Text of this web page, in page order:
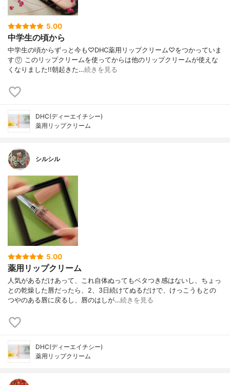
5.00
中学生の頃から
中学生の頃からずっと今も♡DHC薬用リップクリーム♡をつかっていま
す ⍢⃝ このリップクリームを使ってからは他のリップクリームが使えな
くなりました!!朝起きた…続きを見る
DHC(ディーエイチシー)
薬用リップクリーム
シルシル
5.00
薬用リップクリーム
人気があるだけあって、これ自体ぬってもベタつき感はないし、ちょっ
との乾燥した唇だったら、2、3日続けてぬるだけで、けっこうもとの
つやのある唇に戻るし、唇のはしが…続きを見る
DHC(ディーエイチシー)
薬用リップクリーム